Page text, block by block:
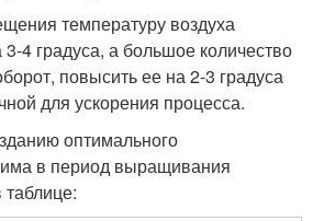
температуру воздуха
4 градуса, а большое количество
повысить ее на 2-3 градуса
для ускорения процесса.
оптимального
в период выращивания